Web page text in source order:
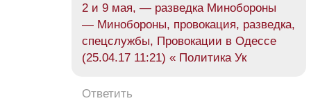
2 и 9 мая, — разведка Минобороны
— Минобороны, провокация, разведка,
спецслужбы, Провокации в Одессе
(25.04.17 11:21) « Политика Ук
Ответить